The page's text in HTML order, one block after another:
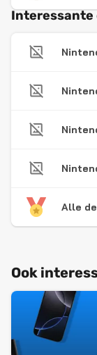
Interessante
Alle
Ook